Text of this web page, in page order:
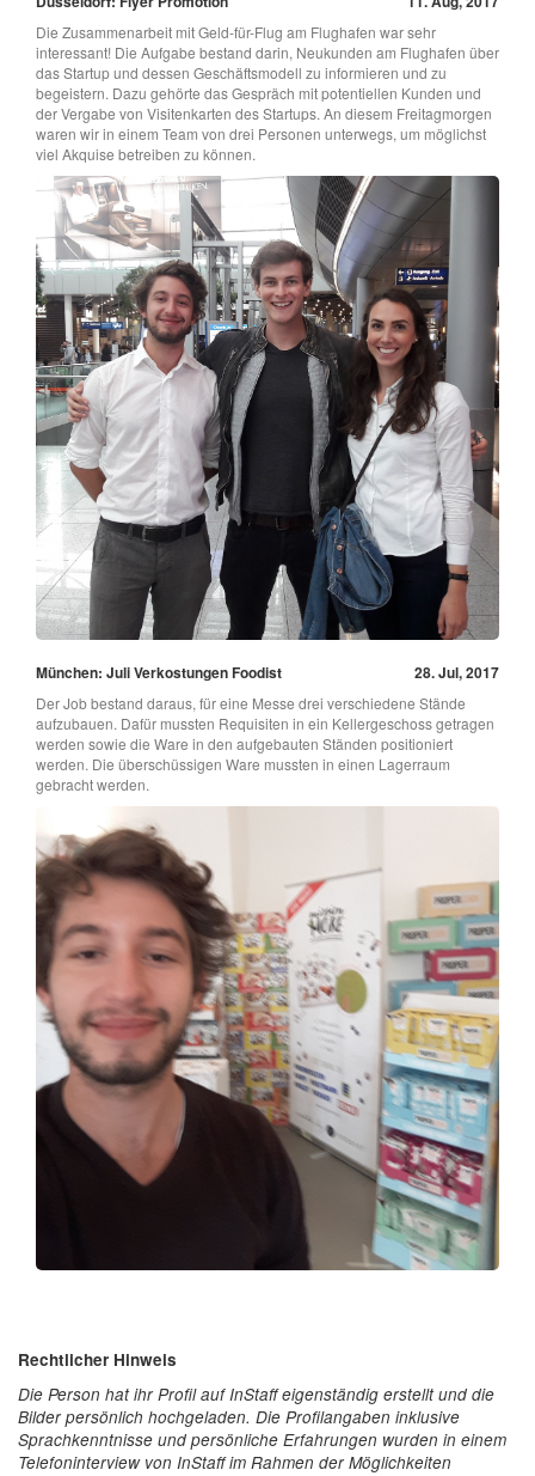
Die Zusammenarbeit mit Geld-für-Flug am Flughafen war sehr
interessant! Die Aufgabe bestand darin, Neukunden am Flughafen über
das Startup und dessen Geschäftsmodell zu informieren und zu
begeistern. Dazu gehörte das Gespräch mit potentiellen Kunden und
der Vergabe von Visitenkarten des Startups. An diesem Freitagmorgen
waren wir in einem Team von drei Personen unterwegs, um möglichst
viel Akquise betreiben zu können.
München: Juli Verkostungen Foodist 28. Jul, 2017
Der Job bestand daraus, für eine Messe drei verschiedene Stände
aufzubauen. Dafür mussten Requisiten in ein Kellergeschoss getragen
werden sowie die Ware in den aufgebauten Ständen positioniert
werden. Die überschüssigen Ware mussten in einen Lagerraum
gebracht werden.
Rechtlicher Hinweis
Die Person hat ihr Profil auf InStaff eigenständig erstellt und die
Bilder persönlich hochgeladen. Die Profilangaben inklusive
Sprachkenntnisse und persönliche Erfahrungen wurden in einem
Telefoninterview von InStaff im Rahmen der Möglichkeiten